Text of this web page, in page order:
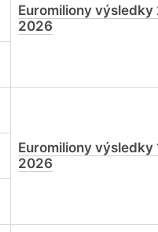
Euromiliony výsledky
2026
Euromiliony výsledky
2026